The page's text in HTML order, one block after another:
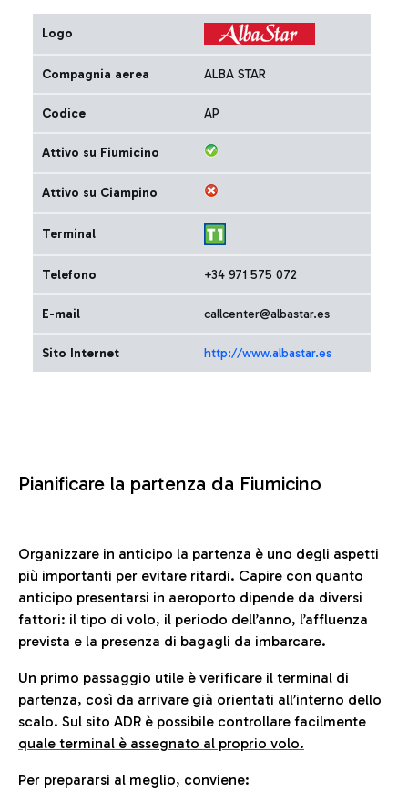
Logo
Compagnia aerea ALBA STAR
Codice AP
Attivo su Fiumicino
Attivo su Ciampino
Terminal
Telefono +34 971 575 072
E-mail callcenter@albastar.es
Sito Internet http://www.albastar.es
Pianificare la partenza da Fiumicino
Organizzare in anticipo la partenza è uno degli aspetti
più importanti per evitare ritardi. Capire con quanto
anticipo presentarsi in aeroporto dipende da diversi
fattori: il tipo di volo, il periodo dell’anno, l’affluenza
prevista e la presenza di bagagli da imbarcare.
Un primo passaggio utile è verificare il terminal di
partenza, così da arrivare già orientati all’interno dello
scalo. Sul sito ADR è possibile controllare facilmente
quale terminal è assegnato al proprio volo.
Per prepararsi al meglio, conviene: